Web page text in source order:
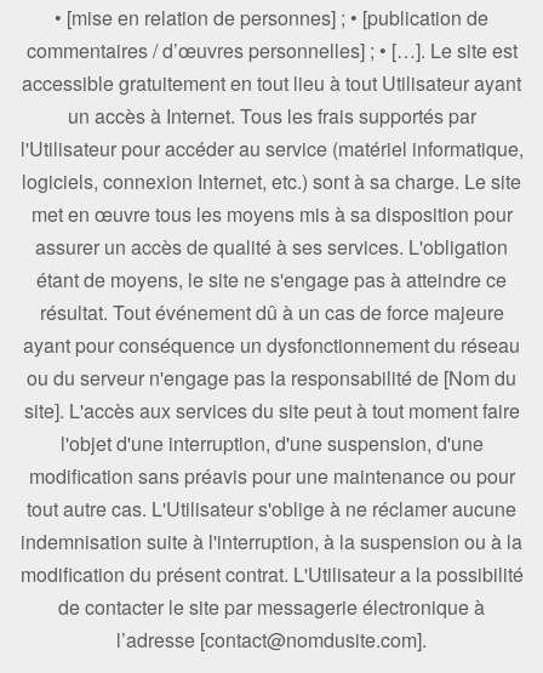
• [mise en relation de personnes] ; • [publication de
commentaires / d’œuvres personnelles] ; • […]. Le site est
accessible gratuitement en tout lieu à tout Utilisateur ayant
un accès à Internet. Tous les frais supportés par
l'Utilisateur pour accéder au service (matériel informatique,
logiciels, connexion Internet, etc.) sont à sa charge. Le site
met en œuvre tous les moyens mis à sa disposition pour
assurer un accès de qualité à ses services. L'obligation
étant de moyens, le site ne s'engage pas à atteindre ce
résultat. Tout événement dû à un cas de force majeure
ayant pour conséquence un dysfonctionnement du réseau
ou du serveur n'engage pas la responsabilité de [Nom du
site]. L'accès aux services du site peut à tout moment faire
l'objet d'une interruption, d'une suspension, d'une
modification sans préavis pour une maintenance ou pour
tout autre cas. L'Utilisateur s'oblige à ne réclamer aucune
indemnisation suite à l'interruption, à la suspension ou à la
modification du présent contrat. L'Utilisateur a la possibilité
de contacter le site par messagerie électronique à
l’adresse [contact@nomdusite.com].